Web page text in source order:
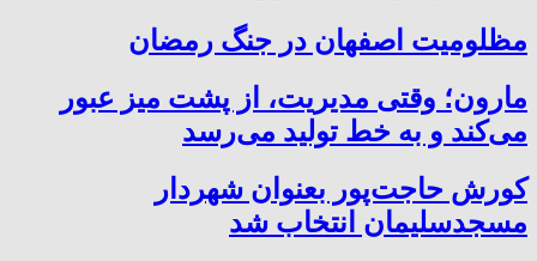
مظلومیت اصفهان در جنگ رمضان
مارون؛ وقتی مدیریت، از پشت میز عبور
می‌کند و به خط تولید می‌رسد
کورش حاجت‌پور بعنوان شهردار
مسجدسلیمان انتخاب شد